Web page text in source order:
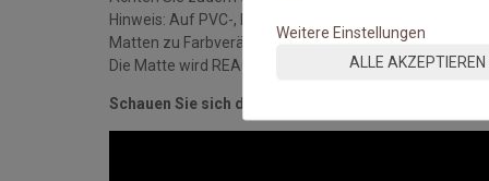
Hinweis: Auf PVC-, Linoleum-, Laminat- und
Matten zu Farbveränderungen der Oberflächen
Die Matte wird REACH-konform und nach DIN ISO
Schauen Sie sich das Video an:
Weitere Einstellungen
ALLE AKZEPTIEREN